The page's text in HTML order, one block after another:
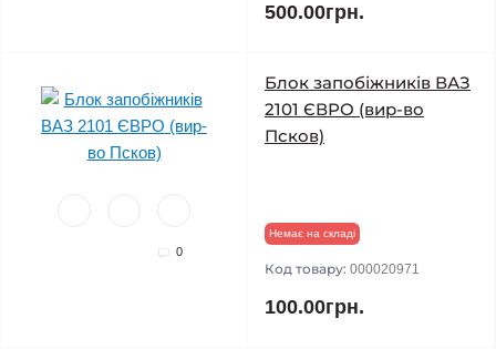
500.00грн.
0
Блок запобіжників ВАЗ
2101 ЄВРО (вир-во
Псков)
Немає на складі
Код товару: 000020971
100.00грн.